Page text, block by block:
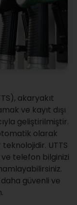
akaryakıt
ve kayıt dışı
geliştirilmiştir.
olarak
UTTS
ve telefon bilginizi
daha güvenli ve